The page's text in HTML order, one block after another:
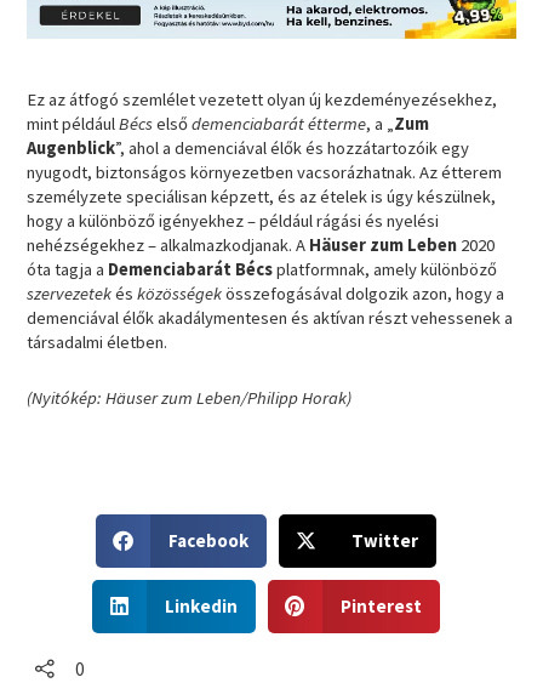
Ez az átfogó szemlélet vezetett olyan új kezdeményezésekhez,
mint példáulBécselsődemenciabarát étterme, a „Zum
Augenblick”, ahol a demenciával élők és hozzátartozóik egy
nyugodt, biztonságos környezetben vacsorázhatnak. Az étterem
személyzete speciálisan képzett, és az ételek is úgy készülnek,
hogy a különböző igényekhez – például rágási és nyelési
nehézségekhez – alkalmazkodjanak. A Häuser zum Leben 2020
óta tagja a Demenciabarát Bécsplatformnak, amely különböző
szervezetekésközösségekösszefogásával dolgozik azon, hogy a
demenciával élők akadálymentesen és aktívan részt vehessenek a
társadalmi életben.
(Nyitókép: Häuser zum Leben/Philipp Horak)
h
a
r
Facebook
h
a
Twitter
h
a
Linkedin
h
a
Pinterest
0